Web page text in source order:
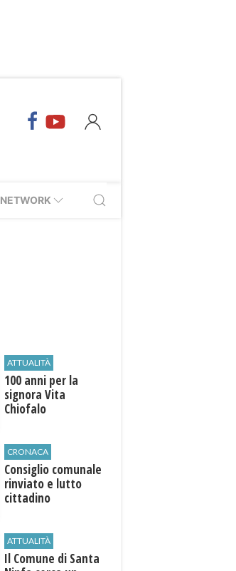
NETWORK
ATTUALITÀ
100 anni per la
signora Vita
Chiofalo
CRONACA
Consiglio comunale
rinviato e lutto
cittadino
ATTUALITÀ
Il Comune di ​Santa